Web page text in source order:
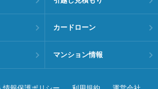
カードローン
マンション情報